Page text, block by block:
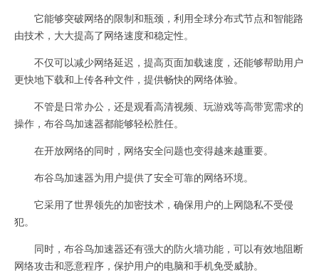
它能够突破网络的限制和瓶颈，利用全球分布式节点和智能路
由技术，大大提高了网络速度和稳定性。
不仅可以减少网络延迟，提高页面加载速度，还能够帮助用户
更快地下载和上传各种文件，提供畅快的网络体验。
不管是日常办公，还是观看高清视频、玩游戏等高带宽需求的
操作，布谷鸟加速器都能够轻松胜任。
在开放网络的同时，网络安全问题也变得越来越重要。
布谷鸟加速器为用户提供了安全可靠的网络环境。
它采用了世界领先的加密技术，确保用户的上网隐私不受侵
犯。
同时，布谷鸟加速器还有强大的防火墙功能，可以有效地阻断
网络攻击和恶意程序，保护用户的电脑和手机免受威胁。